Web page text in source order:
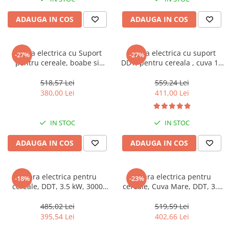
Zdrobitoare struguri, fructe si
legume
Generatoare și Motoare
Motoare
Motoare pe benzina
Set chei, tubulare, truse chei
ADAUGA IN COS ADAUGA IN COS
-27%
Moara electrica cu Suport
pentru cereale, boabe si
WertCraft, 3.5 kW, 3000 rpm,
200 Kg/h
518,57 Lei
380,00 Lei
IN STOC
ADAUGA IN COS
-27%
Moara electrica cu suport
DDT, pentru cereala , cuva 10
Rpm , 20 ciocanlele , 4 site
diferite marimi
559,24 Lei
411,00 Lei
IN STOC
ADAUGA IN COS
-18%
Moara electrica pentru
cereale, DDT, 3.5 kW, 3000
ciocanele incluse
485,02 Lei
395,54 Lei
-23%
Moara electrica pentru
cereale, Cuva Mare, DDT, 3.5
kituri de ciocanele incluse
519,59 Lei
402,66 Lei